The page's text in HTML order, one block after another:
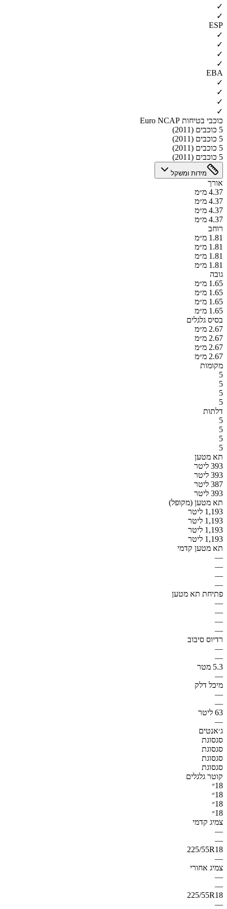
✓
✓
ESP
✓
✓
✓
✓
EBA
✓
✓
✓
✓
כוכבי בטיחות Euro NCAP
5 כוכבים (2011)
5 כוכבים (2011)
5 כוכבים (2011)
5 כוכבים (2011)
מידות ומשקל
אורך
4.37 מ״מ
4.37 מ״מ
4.37 מ״מ
4.37 מ״מ
רוחב
1.81 מ״מ
1.81 מ״מ
1.81 מ״מ
1.81 מ״מ
גובה
1.65 מ״מ
1.65 מ״מ
1.65 מ״מ
1.65 מ״מ
בסיס גלגלים
2.67 מ״מ
2.67 מ״מ
2.67 מ״מ
2.67 מ״מ
מקומות
5
5
5
5
דלתות
5
5
5
5
תא מטען
393 ליטר
393 ליטר
387 ליטר
393 ליטר
תא מטען (מקופל)
1,193 ליטר
1,193 ליטר
1,193 ליטר
1,193 ליטר
תא מטען קדמי
—
—
—
—
פתיחת תא מטען
—
—
—
—
רדיוס סיבוב
—
—
5.3 מטר
—
מיכל דלק
—
—
63 ליטר
—
ג׳אנטים
סגסוגת
סגסוגת
סגסוגת
סגסוגת
קוטר גלגלים
18״
18״
18״
18״
צמיג קדמי
—
—
225/55R18
—
צמיג אחורי
—
—
225/55R18
—